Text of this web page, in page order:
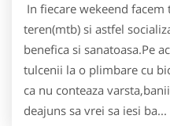
In fiecare wekeend facem
teren(mtb) si astfel
benefica si sanatoasa.Pe
tulcenii la o plimbare cu
ca nu conteaza
deajuns sa vrei sa iesi ba...